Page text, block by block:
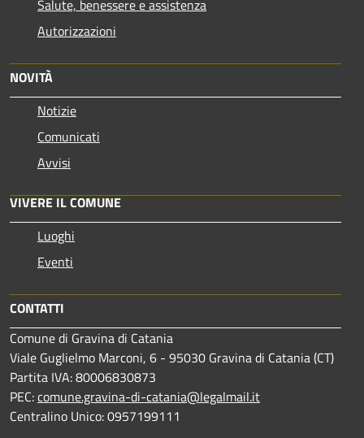
Salute, benessere e assistenza
Autorizzazioni
NOVITÀ
Notizie
Comunicati
Avvisi
VIVERE IL COMUNE
Luoghi
Eventi
CONTATTI
Comune di Gravina di Catania
Viale Guglielmo Marconi, 6 - 95030 Gravina di Catania (CT)
Partita IVA: 80006830873
PEC:comune.gravina-di-catania@legalmail.it
Centralino Unico: 0957199111